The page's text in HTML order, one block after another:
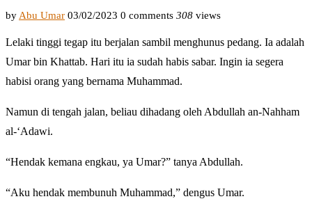
by Abu Umar 03/02/2023 0 comments 308 views
Lelaki tinggi tegap itu berjalan sambil menghunus pedang. Ia adalah
Umar bin Khattab. Hari itu ia sudah habis sabar. Ingin ia segera
habisi orang yang bernama Muhammad.
Namun di tengah jalan, beliau dihadang oleh Abdullah an-Nahham
al-‘Adawi.
“Hendak kemana engkau, ya Umar?” tanya Abdullah.
“Aku hendak membunuh Muhammad,” dengus Umar.